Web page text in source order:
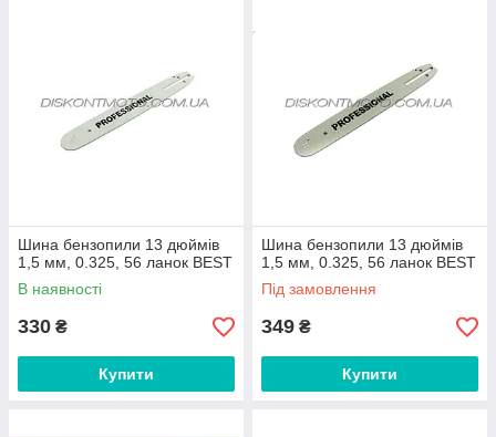
Шина бензопили 13 дюймів
1,5 мм, 0.325, 56 ланок BEST
В наявності
330 ₴
Купити
Шина бензопили 13 дюймів
1,5 мм, 0.325, 56 ланок BEST
Під замовлення
349 ₴
Купити